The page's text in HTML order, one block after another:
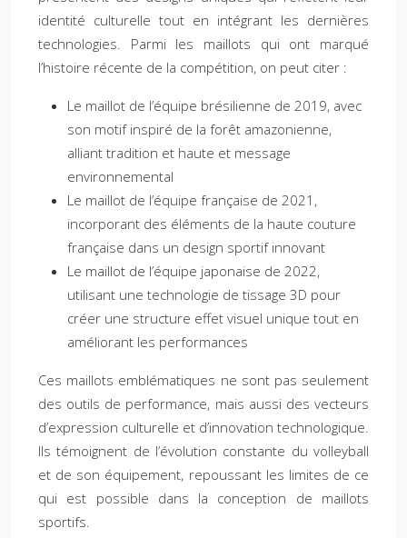
identité culturelle tout en intégrant les dernières
technologies. Parmi les maillots qui ont marqué
l’histoire récente de la compétition, on peut citer :
Le maillot de l’équipe brésilienne de 2019, avec
son motif inspiré de la forêt amazonienne,
alliant tradition et haute et message
environnemental
Le maillot de l’équipe française de 2021,
incorporant des éléments de la haute couture
française dans un design sportif innovant
Le maillot de l’équipe japonaise de 2022,
utilisant une technologie de tissage 3D pour
créer une structure effet visuel unique tout en
améliorant les performances
Ces maillots emblématiques ne sont pas seulement
des outils de performance, mais aussi des vecteurs
d’expression culturelle et d’innovation technologique.
Ils témoignent de l’évolution constante du volleyball
et de son équipement, repoussant les limites de ce
qui est possible dans la conception de maillots
sportifs.